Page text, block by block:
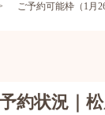
ご予約可能枠（1月
約状況｜